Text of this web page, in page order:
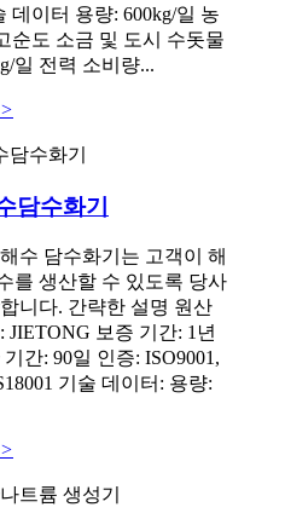
데이터 용량: 600kg/일 농
순도 소금 및 도시 수돗물
일 전력 소비량...
>
담수화기
수 담수화기는 고객이 해
를 생산할 수 있도록 당사
니다. 간략한 설명 원산
JIETONG 보증 기간: 1년
간: 90일 인증: ISO9001,
기술 데이터: 용량:
>